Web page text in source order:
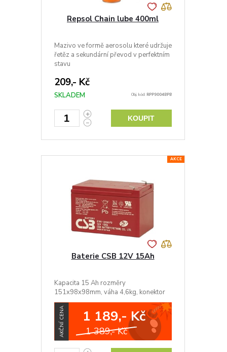
Repsol Chain lube 400ml
Mazivo ve formě aerosolu které udržuje
řetěz a sekundární převod v perfektním
stavu
209,- Kč
SKLADEM Obj. kód: RPP9004BPB
KOUPIT
AKCE
Baterie CSB 12V 15Ah
Kapacita 15 Ah rozměry
151x98x98mm, váha 4,6kg, konektor
Faston (široký 6,3 mm)
AKČNÍ CENA 1 189,- Kč
1 389,- Kč